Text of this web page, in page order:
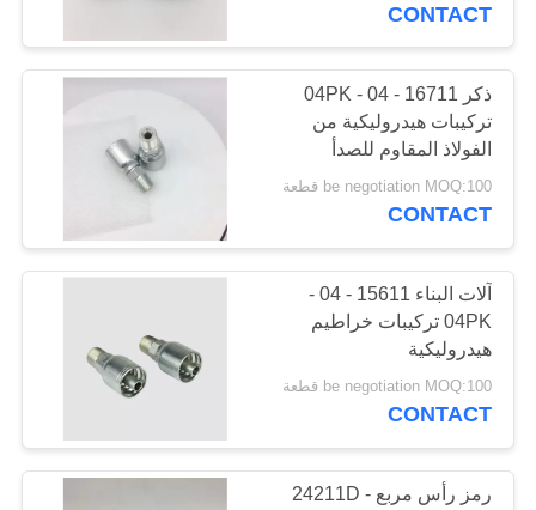
تركيبات خرطوم الدين
36
محول خرطوم الفولاذ
المقاوم للصدأ
46
CONTACT
ذكر 16711 - 04 - 04PK
تركيبات هيدروليكية من
الفولاذ المقاوم للصدأ
be negotiation MOQ:100 قطعة
CONTACT
آلات البناء 15611 - 04 -
04PK تركيبات خراطيم
هيدروليكية
be negotiation MOQ:100 قطعة
CONTACT
رمز رأس مربع 24211D -